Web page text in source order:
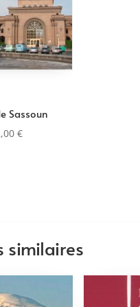
Sassoun
€
similaires